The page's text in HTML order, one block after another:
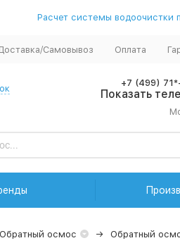
Расчет системы водоочистки
Самовывоз Оплата
+7 (499)
Показать
Обратный осмос Обратный